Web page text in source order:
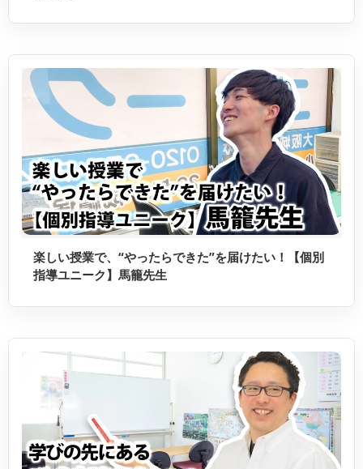
楽しい授業で、“やったらできた”を届けたい！【個別
指導ユニーク】馬籠先生